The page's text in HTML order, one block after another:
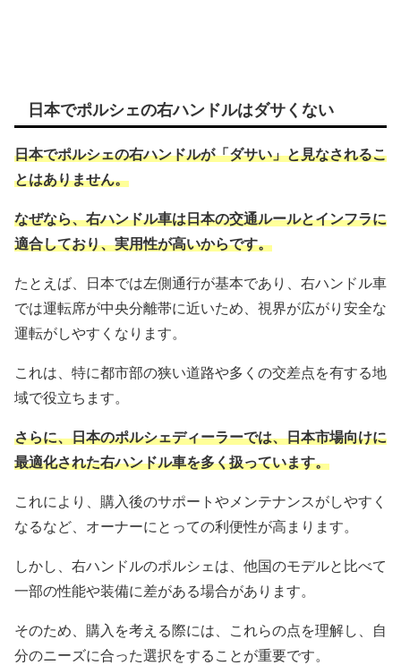
日本でポルシェの右ハンドルはダサくない
日本でポルシェの右ハンドルが「ダサい」と見なされるこ
とはありません。
なぜなら、右ハンドル車は日本の交通ルールとインフラに
適合しており、実用性が高いからです。
たとえば、日本では左側通行が基本であり、右ハンドル車
では運転席が中央分離帯に近いため、視界が広がり安全な
運転がしやすくなります。
これは、特に都市部の狭い道路や多くの交差点を有する地
域で役立ちます。
さらに、日本のポルシェディーラーでは、日本市場向けに
最適化された右ハンドル車を多く扱っています。
これにより、購入後のサポートやメンテナンスがしやすく
なるなど、オーナーにとっての利便性が高まります。
しかし、右ハンドルのポルシェは、他国のモデルと比べて
一部の性能や装備に差がある場合があります。
そのため、購入を考える際には、これらの点を理解し、自
分のニーズに合った選択をすることが重要です。